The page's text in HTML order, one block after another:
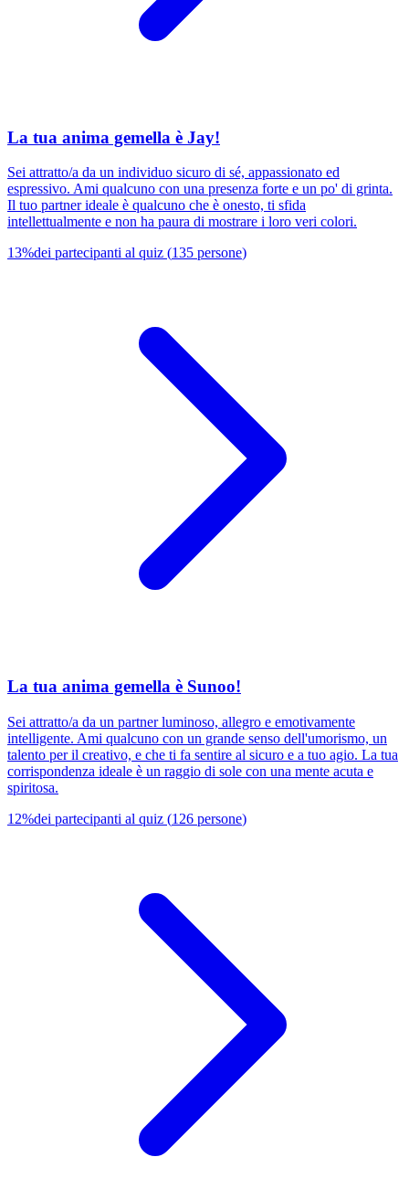
La tua anima gemella è Jay!
Sei attratto/a da un individuo sicuro di sé, appassionato ed
espressivo. Ami qualcuno con una presenza forte e un po' di grinta.
Il tuo partner ideale è qualcuno che è onesto, ti sfida
intellettualmente e non ha paura di mostrare i loro veri colori.
13%dei partecipanti al quiz (135 persone)
La tua anima gemella è Sunoo!
Sei attratto/a da un partner luminoso, allegro e emotivamente
intelligente. Ami qualcuno con un grande senso dell'umorismo, un
talento per il creativo, e che ti fa sentire al sicuro e a tuo agio. La tua
corrispondenza ideale è un raggio di sole con una mente acuta e
spiritosa.
12%dei partecipanti al quiz (126 persone)